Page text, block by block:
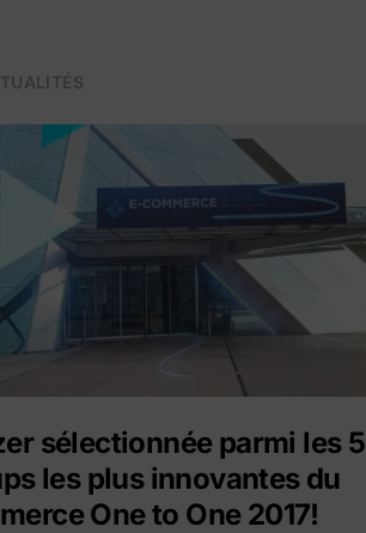
sélectionnée parmi les 5
les plus innovantes du
One to One 2017!